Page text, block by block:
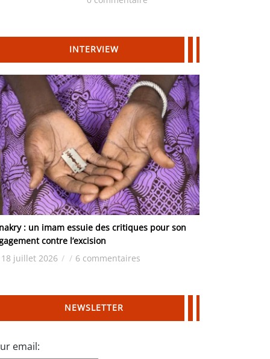
INTERVIEW
: un imam essuie des critiques pour son
contre l’excision
18 juillet 2026 / / 6 commentaires
NEWSLETTER
email: